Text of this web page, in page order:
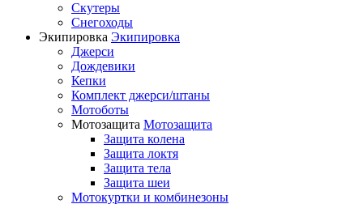
Скутеры
Снегоходы
Экипировка Экипировка
Джерси
Дождевики
Кепки
Комплект джерси/штаны
Мотоботы
Мотозащита Мотозащита
Защита колена
Защита локтя
Защита тела
Защита шеи
Мотокуртки и комбинезоны